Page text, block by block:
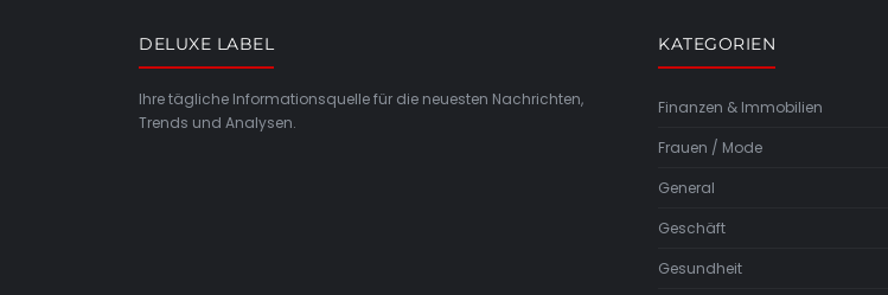
DELUXE LABEL
Ihre tägliche Informationsquelle für die neuesten Nachrichten,
Trends und Analysen.
KATEGORIEN
Finanzen & Immobilien
Frauen / Mode
General
Geschäft
Gesundheit